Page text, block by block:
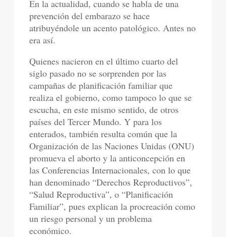
En la actualidad, cuando se habla de una
prevención del embarazo se hace
atribuyéndole un acento patológico. Antes no
era así.
Quienes nacieron en el último cuarto del
siglo pasado no se sorprenden por las
campañas de planificación familiar que
realiza el gobierno, como tampoco lo que se
escucha, en este mismo sentido, de otros
países del Tercer Mundo. Y para los
enterados, también resulta común que la
Organización de las Naciones Unidas (ONU)
promueva el aborto y la anticoncepción en
las Conferencias Internacionales, con lo que
han denominado “Derechos Reproductivos”,
“Salud Reproductiva”, o “Planificación
Familiar”, pues explican la procreación como
un riesgo personal y un problema
económico.